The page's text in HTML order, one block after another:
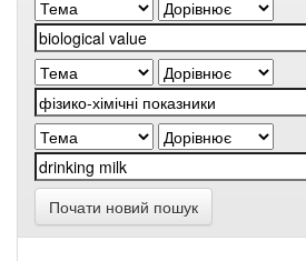
Почати новий пошук